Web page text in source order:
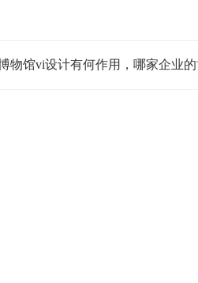
物馆vi设计有何作用，哪家企业